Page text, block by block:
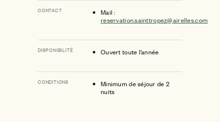
CONTACT
Mail :
reservation.sainttropez@airelles.com
DISPONIBILITÉ Ouvert toute l’année
CONDITIONS
Minimum de séjour de 2
nuits